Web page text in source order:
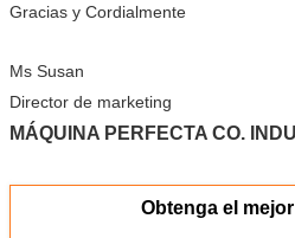
Gracias y Cordialmente
Ms Susan
Director de marketing
MÁQUINA PERFECTA CO.
Obtenga el